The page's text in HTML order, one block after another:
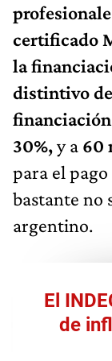
certificado
la
distintivo
30%,y a 60
para el
bastante no
argentino.
El
de